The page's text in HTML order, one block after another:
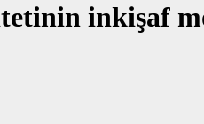
inkişaf